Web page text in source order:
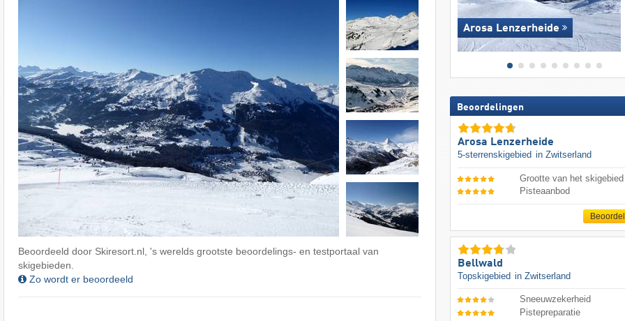
Beoordeeld door Skiresort.nl, 's werelds grootste beoordelings- en testportaal van
skigebieden.
Zo wordt er beoordeeld
Arosa Lenzerheide
Beoordelingen
Arosa Lenzerheide
5-sterrenskigebied in Zwitserland
Grootte van het skigebied
Pisteaanbod
Bellwald
Topskigebied in Zwitserland
Sneeuwzekerheid
Pistepreparatie